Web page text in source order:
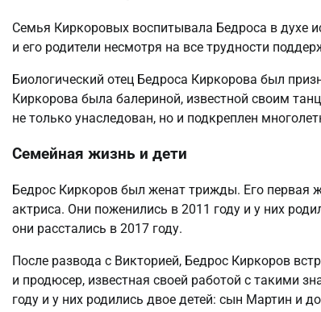
Семья Киркоровых воспитывала Бедроса в духе
и его родители несмотря на все трудности
Биологический отец Бедроса Киркорова был
Киркорова была балериной, известной своим
не только унаследован, но и подкреплен
Семейная жизнь и дети
Бедрос Киркоров был женат трижды. Его первая
актриса. Они поженились в 2011 году и у них
они расстались в 2017 году.
После развода с Викторией, Бедрос Киркоров
и продюсер, известная своей работой с такими
году и у них родились двое детей: сын Мартин и